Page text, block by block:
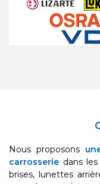
Nous proposons
carrosserie dans
brises, lunettes